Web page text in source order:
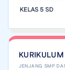
KELAS 5 SD